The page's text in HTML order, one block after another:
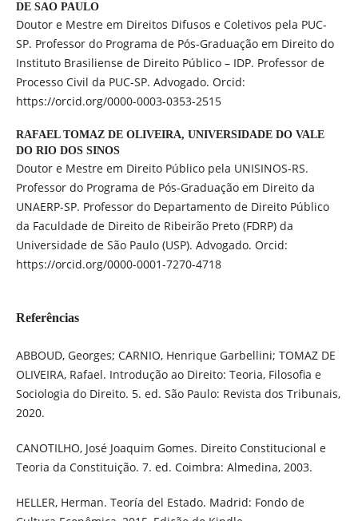
DE SAO PAULO
Doutor e Mestre em Direitos Difusos e Coletivos pela PUC-
SP. Professor do Programa de Pós-Graduação em Direito do
Instituto Brasiliense de Direito Público – IDP. Professor de
Processo Civil da PUC-SP. Advogado. Orcid:
https://orcid.org/0000-0003-0353-2515
RAFAEL TOMAZ DE OLIVEIRA, UNIVERSIDADE DO VALE
DO RIO DOS SINOS
Doutor e Mestre em Direito Público pela UNISINOS-RS.
Professor do Programa de Pós-Graduação em Direito da
UNAERP-SP. Professor do Departamento de Direito Público
da Faculdade de Direito de Ribeirão Preto (FDRP) da
Universidade de São Paulo (USP). Advogado. Orcid:
https://orcid.org/0000-0001-7270-4718
Referências
ABBOUD, Georges; CARNIO, Henrique Garbellini; TOMAZ DE
OLIVEIRA, Rafael. Introdução ao Direito: Teoria, Filosofia e
Sociologia do Direito. 5. ed. São Paulo: Revista dos Tribunais,
2020.
CANOTILHO, José Joaquim Gomes. Direito Constitucional e
Teoria da Constituição. 7. ed. Coimbra: Almedina, 2003.
HELLER, Herman. Teoría del Estado. Madrid: Fondo de